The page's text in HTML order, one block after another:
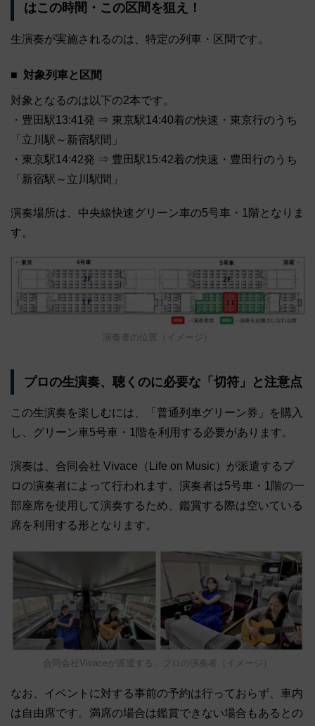
はこの時間・この区間を狙え！
生演奏が実施されるのは、特定の列車・区間です。
対象列車と区間
対象となるのは以下の2本です。
・豊田駅13:41発 ⇒ 東京駅14:40着の快速・東京行のうち
「立川駅～新宿駅間」
・東京駅14:42発 ⇒ 豊田駅15:42着の快速・豊田行のうち
「新宿駅～立川駅間」
演奏場所は、中央線快速グリーン車の5号車・1階となりま
す。
演奏者の位置（イメージ）
プロの生演奏、聴くのに必要な「切符」と注意点
この生演奏を楽しむには、「普通列車グリーン券」を購入
し、グリーン車5号車・1階を利用する必要があります。
演奏は、合同会社 Vivace（Life on Music）が派遣するプ
ロの演奏者によって行われます。演奏者は5号車・1階の一
部座席を使用して演奏するため、鑑賞する際は空いている
席を利用する形となります。
合同会社Vivaceが派遣する、プロの演奏者（イメージ）
なお、イベントに対する事前の予約は行っておらず、車内
は自由席です。満席の場合は鑑賞できない場合もあるとの